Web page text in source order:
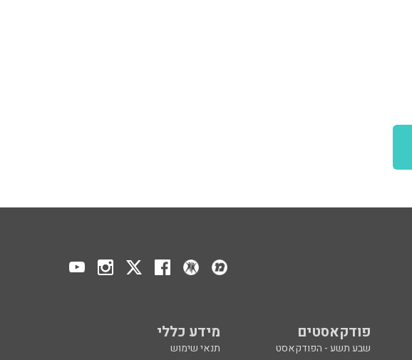
פודקאסטים מידע כללי
שבע תשע - הפודקאסט
תנאי שימוש